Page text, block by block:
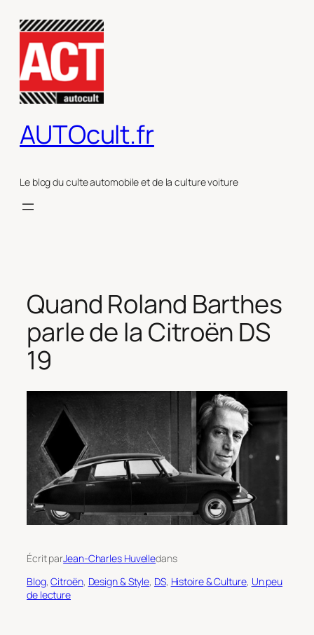
contenu
AUTOcult.fr
Le blog du culte automobile et de la culture voiture
Quand Roland Barthes
parle de la Citroën DS
19
Écrit parJean-Charles Huvelledans
Blog, Citroën, Design & Style, DS, Histoire & Culture, Un peu
de lecture